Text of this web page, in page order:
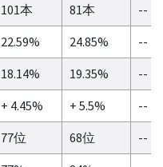
101本 81本
--
22.59% 24.85%
--
18.14% 19.35%
--
+ 4.45% + 5.5%
--
77位 68位
--